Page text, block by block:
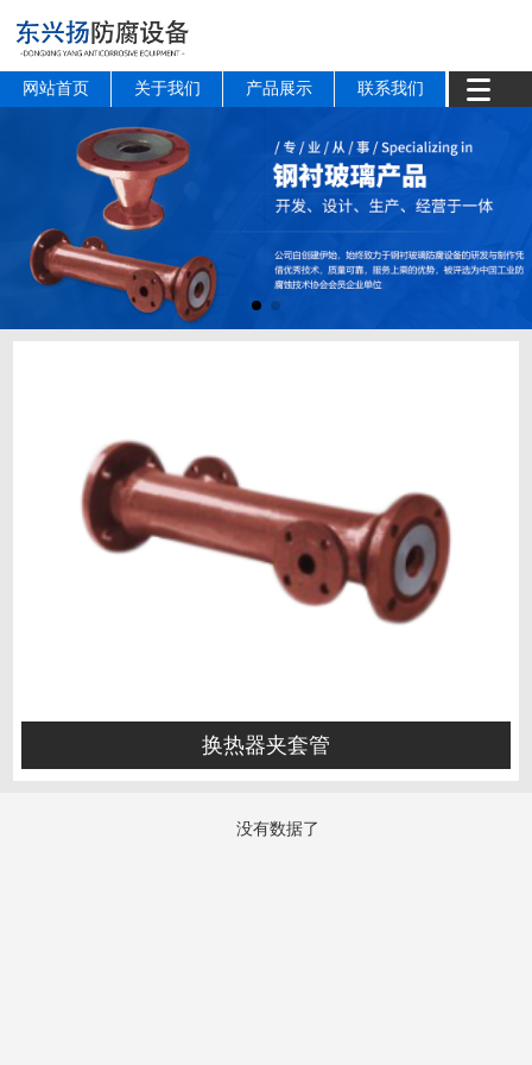
网站首页 关于我们 产品展示 联系我们
换热器夹套管
没有数据了